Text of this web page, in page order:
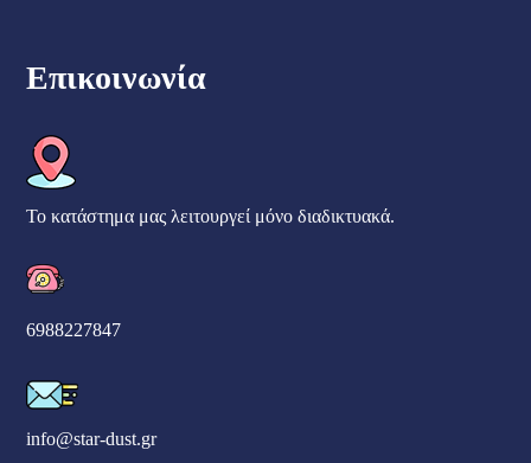
Επικοινωνία
Το κατάστημα μας λειτουργεί μόνο διαδικτυακά.
6988227847
info@star-dust.gr